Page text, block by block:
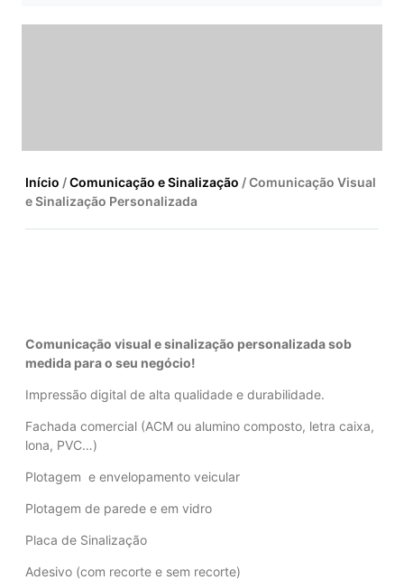
Início /Comunicação e Sinalização / Comunicação Visual
e Sinalização Personalizada
Comunicação visual e sinalização personalizada sob
medida para o seu negócio!
Impressão digital de alta qualidade e durabilidade.
Fachada comercial (ACM ou alumino composto, letra caixa,
lona, PVC…)
Plotagem e envelopamento veicular
Plotagem de parede e em vidro
Placa de Sinalização
Adesivo (com recorte e sem recorte)